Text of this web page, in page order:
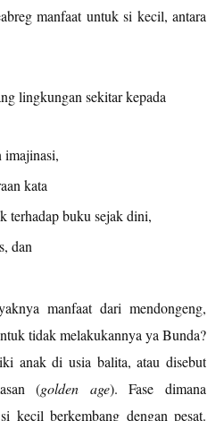
manfaat untuk si kecil, antara
lingkungan sekitar kepada
imajinasi,
kata
terhadap buku sejak dini,
dan
manfaat dari mendongeng,
tidak melakukannya ya Bunda?
anak di usia balita, atau disebut
(golden age). Fase dimana
kecil berkembang dengan pesat.